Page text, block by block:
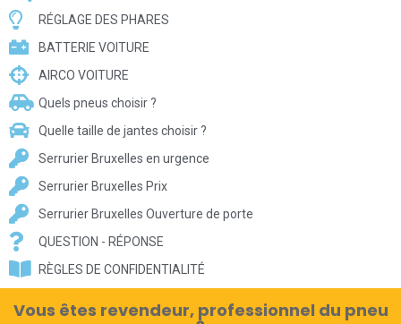
RÉGLAGE DES PHARES
BATTERIE VOITURE
AIRCO VOITURE
Quels pneus choisir ?
Quelle taille de jantes choisir ?
Serrurier Bruxelles en urgence
Serrurier Bruxelles Prix
Serrurier Bruxelles Ouverture de porte
QUESTION - RÉPONSE
RÈGLES DE CONFIDENTIALITÉ
Vous êtes revendeur, professionnel du pneu